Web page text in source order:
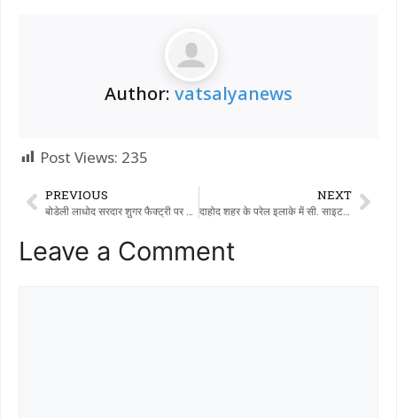
Author: vatsalyanews
Post Views: 235
PREVIOUS NEXT
दाहोद शहर के परेल इलाके में सी. साइट के पास रेलवे ट्रैक पार करते समय एक दिव्यांग युवक ट्रेन की चपेट में आ गया और उसकी मौके पर ही मौत हो गई।
Leave a Comment